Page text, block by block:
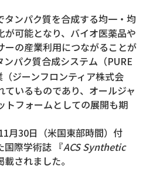
ンパク質を合成する均一・均
可能となり、バイオ医薬品や
ーの産業利用につながることが
パク質合成システム（PURE
ジーンフロンティア株式会
いるものであり、オールジャ
トフォームとしての展開も期
月30日（米国東部時間）付
国際学術誌 『ACS Synthetic
されました。